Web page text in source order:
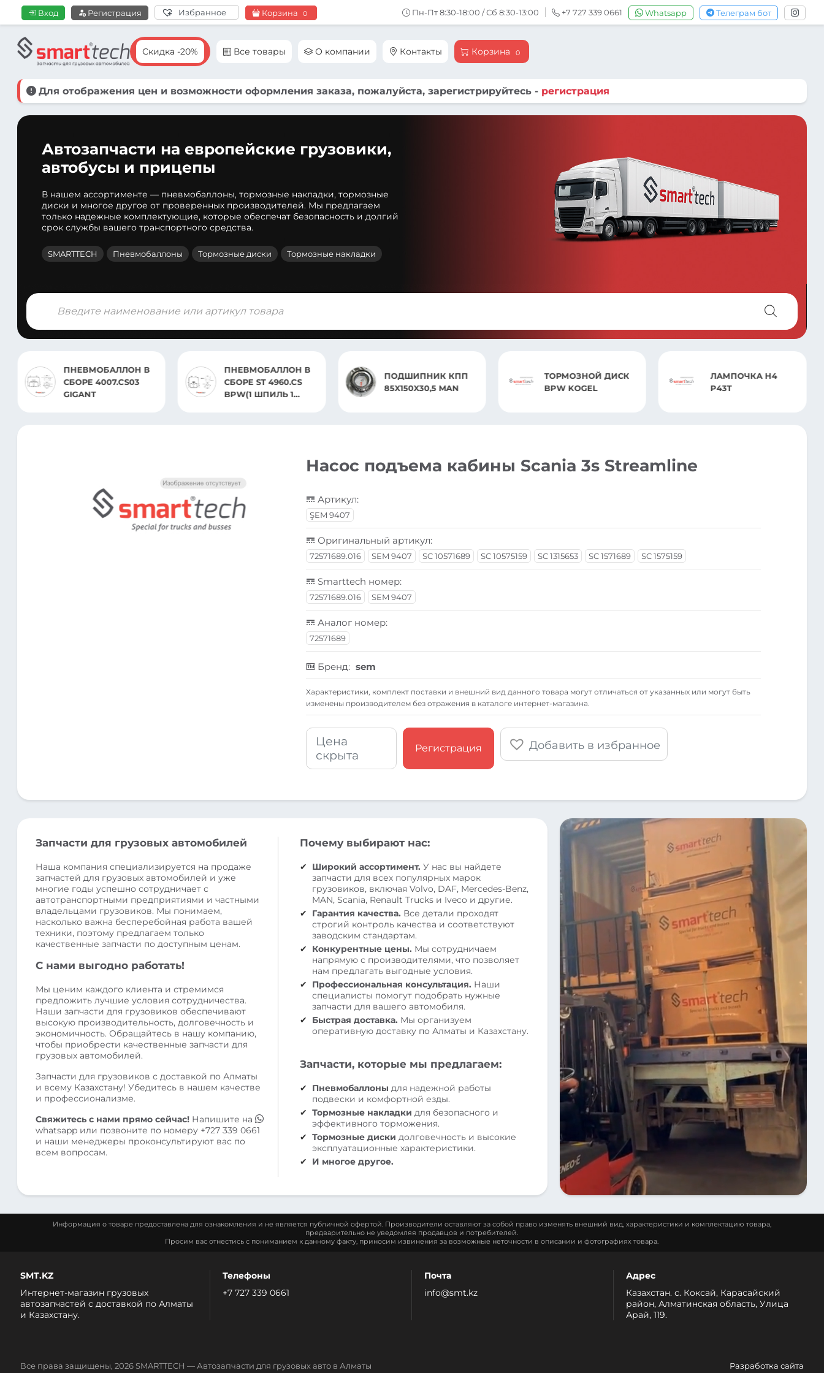
Вход Регистрация Избранное Корзина 0 Пн-Пт 8:30-18:00 / Сб 8:30-13:00 +7 727 339 0661 Whatsapp Телеграм бот
Скидка -20% Все товары О компании Контакты Корзина 0
Для отображения цен и возможности оформления заказа, пожалуйста, зарегистрируйтесь - регистрация
Автозапчасти на европейские грузовики,
автобусы и прицепы
В нашем ассортименте — пневмобаллоны, тормозные накладки, тормозные
диски и многое другое от проверенных производителей. Мы предлагаем
только надежные комплектующие, которые обеспечат безопасность и долгий
срок службы вашего транспортного средства.
SMARTTECH Пневмобаллоны Тормозные диски Тормозные накладки
Поиск
товаров
ПНЕВМОБАЛЛОН В
СБОРЕ ST 4960.CS
BPW(1 ШПИЛЬ 1
ПОДШИПНИК КПП
85X150X30,5 MAN
ТОРМОЗНОЙ ДИСК
BPW KOGEL
ЛАМПОЧКА H4
P43T
СБОРЕ 4007.CS03
GIGANT
Насос подъема кабины Scania 3s Streamline
Артикул:
ŞEM 9407
Оригинальный артикул:
72571689.016 SEM 9407 SC 10571689 SC 10575159 SC 1315653 SC 1571689 SC 1575159
Smarttech номер:
72571689.016 SEM 9407
Аналог номер:
72571689
Бренд: sem
Xарактеристики, комплект поставки и внешний вид данного товара могут отличаться от указанных или могут быть
изменены производителем без отражения в каталоге интернет-магазина.
Цена
скрыта
Регистрация Добавить в избранное
Запчасти для грузовых автомобилей
Наша компания специализируется на продаже
запчастей для грузовых автомобилей и уже
многие годы успешно сотрудничает с
автотранспортными предприятиями и частными
владельцами грузовиков. Мы понимаем,
насколько важна бесперебойная работа вашей
техники, поэтому предлагаем только
качественные запчасти по доступным ценам.
С нами выгодно работать!
Мы ценим каждого клиента и стремимся
предложить лучшие условия сотрудничества.
Наши запчасти для грузовиков обеспечивают
высокую производительность, долговечность и
экономичность. Обращайтесь в нашу компанию,
чтобы приобрести качественные запчасти для
грузовых автомобилей.
Запчасти для грузовиков с доставкой по Алматы
и всему Казахстану! Убедитесь в нашем качестве
и профессионализме.
Свяжитесь с нами прямо сейчас! Напишите на
whatsapp или позвоните по номеру +727 339 0661
и наши менеджеры проконсультируют вас по
всем вопросам.
Почему выбирают нас:
Широкий ассортимент. У нас вы найдете
запчасти для всех популярных марок
грузовиков, включая Volvo, DAF, Mercedes-Benz,
MAN, Scania, Renault Trucks и Iveco и другие.
Гарантия качества. Все детали проходят
строгий контроль качества и соответствуют
заводским стандартам.
Конкурентные цены. Мы сотрудничаем
напрямую с производителями, что позволяет
нам предлагать выгодные условия.
Профессиональная консультация. Наши
специалисты помогут подобрать нужные
запчасти для вашего автомобиля.
Быстрая доставка. Мы организуем
оперативную доставку по Алматы и Казахстану.
Запчасти, которые мы предлагаем:
Пневмобаллоны для надежной работы
подвески и комфортной езды.
Тормозные накладки для безопасного и
эффективного торможения.
Тормозные диски долговечность и высокие
эксплуатационные характеристики.
И многое другое.
Информация о товаре предоставлена для ознакомления и не является публичной офертой. Производители оставляют за собой право изменять внешний вид, характеристики и комплектацию товара,
предварительно не уведомляя продавцов и потребителей.
Просим вас отнестись с пониманием к данному факту, приносим извинения за возможные неточности в описании и фотографиях товара.
SMT.KZ
Интернет-магазин грузовых
автозапчастей c доставкой по Алматы
и Казахстану.
Телефоны
+7 727 339 0661
Почта
info@smt.kz
Адрес
Казахстан. с. Коксай, Карасайский
район, Алматинская область, Улица
Арай, 119.
Все права защищены, 2026 SMARTTECH — Автозапчасти для грузовых авто в Алматы Разработка сайта